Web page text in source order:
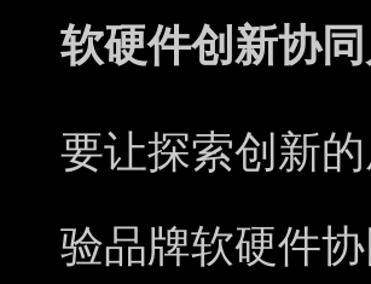
软硬件创新协
要让探索创新
验品牌软硬件